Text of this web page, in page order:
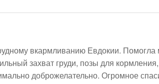
вкармливанию Евдокии.
захват груди, позы для
доброжелательно. Огромное